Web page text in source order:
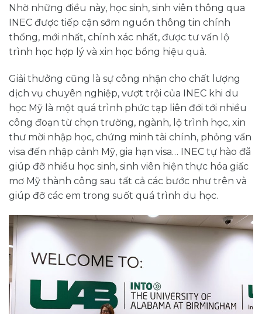
Nhờ những điều này, học sinh, sinh viên thông qua
INEC được tiếp cận sớm nguồn thông tin chính
thống, mới nhất, chính xác nhất, được tư vấn lộ
trình học hợp lý và xin học bổng hiệu quả.
Giải thưởng cũng là sự công nhận cho chất lượng
dịch vụ chuyên nghiệp, vượt trội của INEC khi du
học Mỹ là một quá trình phức tạp liên đới tới nhiều
công đoạn từ chọn trường, ngành, lộ trình học, xin
thư mời nhập học, chứng minh tài chính, phỏng vấn
visa đến nhập cảnh Mỹ, gia hạn visa… INEC tự hào đã
giúp đỡ nhiều học sinh, sinh viên hiện thực hóa giấc
mơ Mỹ thành công sau tất cả các bước như trên và
giúp đỡ các em trong suốt quá trình du học.